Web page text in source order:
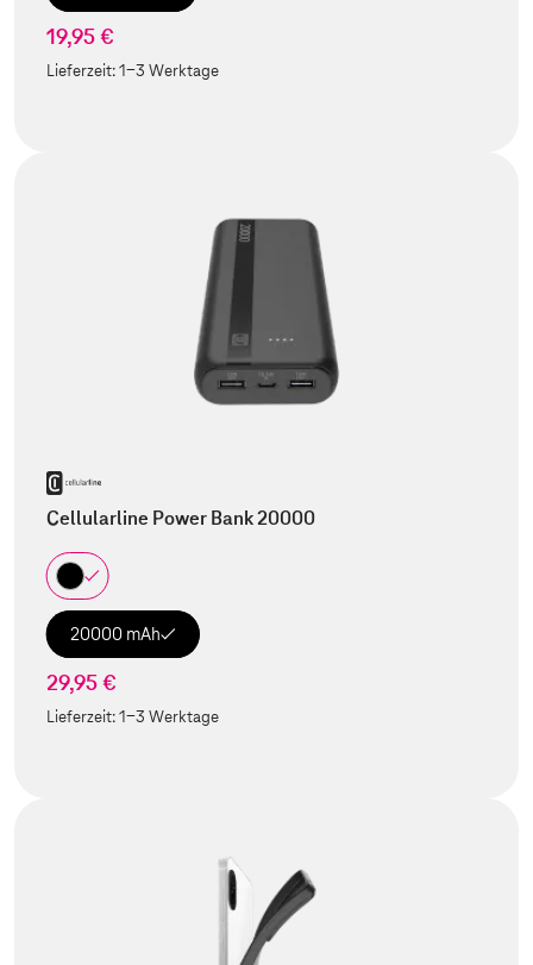
19,95 €
Lieferzeit:1-3 Werktage
Cellularline Power Bank 20000
20000 mAh
29,95 €
Lieferzeit:1-3 Werktage